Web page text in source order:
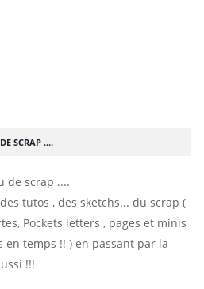
SCRAP ....
tutos , des sketchs... du scrap (
Pockets letters , pages et minis
en temps !! ) en passant par la
!!!